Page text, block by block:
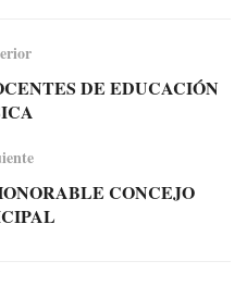
DE EDUCACIÓN
CONCEJO